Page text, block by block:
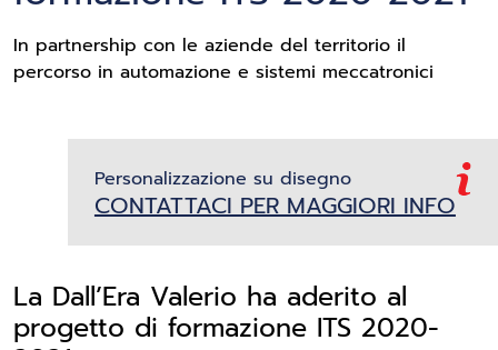
In partnership con le aziende del territorio il
percorso in automazione e sistemi meccatronici
Personalizzazione su disegno
CONTATTACI PER MAGGIORI INFO
La Dall’Era Valerio ha aderito al
progetto di formazione ITS 2020-